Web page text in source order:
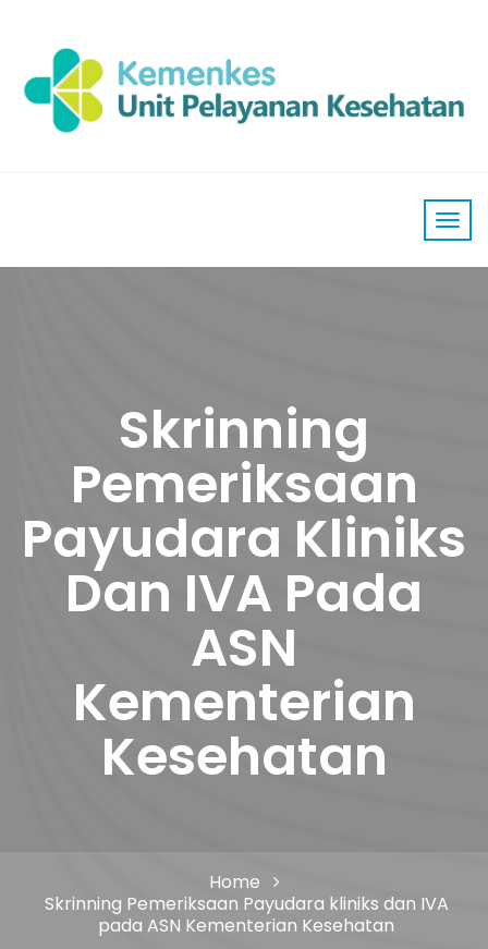
Skrinning
Pemeriksaan
Payudara Kliniks
Dan IVA Pada
ASN
Kementerian
Kesehatan
Home
Skrinning Pemeriksaan Payudara kliniks dan IVA
pada ASN Kementerian Kesehatan